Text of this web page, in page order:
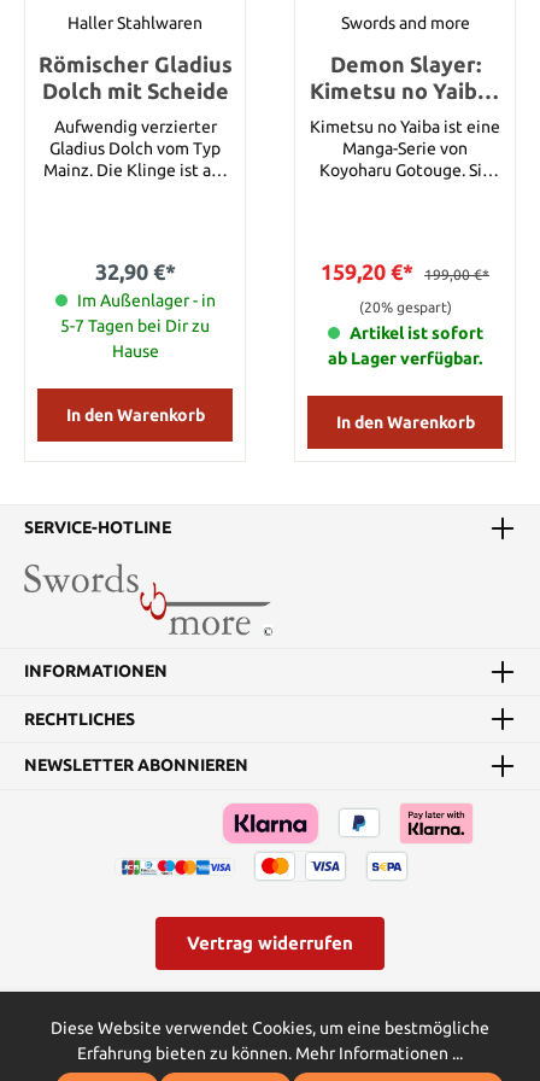
Haller Stahlwaren
Römischer Gladius
Dolch mit Scheide
Aufwendig verzierter
Gladius Dolch vom Typ
Mainz. Die Klinge ist aus
28 cm Gesamtlänge 43
cm
32,90 €*
Im Außenlager - in
5-7 Tagen bei Dir zu
Hause
In den Warenkorb
Swords and more
Demon Slayer:
Kimetsu no Yaiba -
Shinazugawa
Sanemi Schwert -
handgeschmiedet
Kimetsu no Yaiba ist eine
Manga-Serie von
Koyoharu Gotouge. Sie
Demon Slayer: Kimetsu
no Yaiba bekannt
wurde.Sanemi
Shinazugawa ist ein
Dämonentöter und der
ist auch der ältere Bruder
von Genya
71cm Saya Länge: 74cm
Schnur umwickelt Saya-
Material: Hartholz mit
tiefviolettem Kunstleder
umwickelt Ito und Seago:
Weiß Habaki & Seppa:
handgeschmiedete und
gefaltete Schwert, das
eine scharfe Klinge
besitzt. Inklusive
hochwertigen
Schwertständer und
159,20 €* 199,00 €*
(20% gespart)
Artikel ist sofort
ab Lager verfügbar.
In den Warenkorb
SERVICE-HOTLINE
INFORMATIONEN
RECHTLICHES
NEWSLETTER ABONNIEREN
Vertrag widerrufen
ggf. Nachnahmegebühren, wenn nicht anders angegeben.
© Swords and more | Powered by Butterflies IT - die
Diese Website verwendet Cookies, um eine bestmögliche
Erfahrung bieten zu können. Mehr Informationen ...